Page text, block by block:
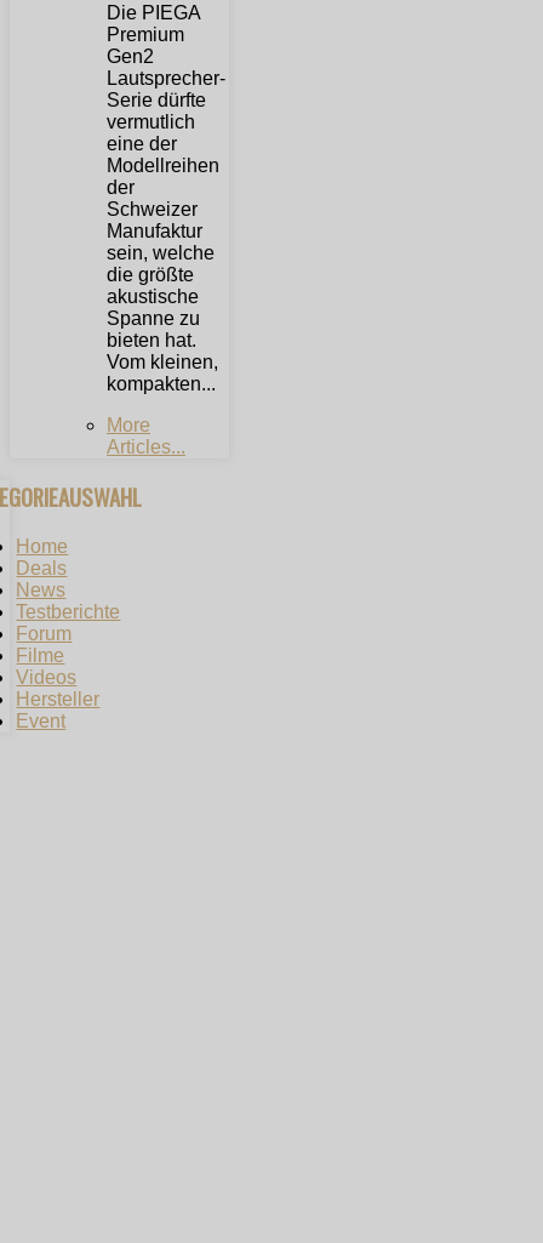
Die PIEGA
Premium
Gen2
Lautsprecher-
Serie dürfte
vermutlich
eine der
Modellreihen
der
Schweizer
Manufaktur
sein, welche
die größte
akustische
Spanne zu
bieten hat.
Vom kleinen,
kompakten...
More
Articles...
Home
Deals
News
Testberichte
Forum
Filme
Videos
Hersteller
Event